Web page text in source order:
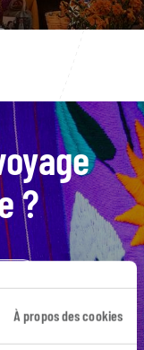
À propos des cookies
?
Chapultepec
Campeche